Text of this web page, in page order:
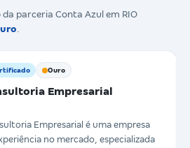
parceria Conta Azul em RIO
.
Ouro
Empresarial
Empresarial é uma empresa
no mercado, especializada